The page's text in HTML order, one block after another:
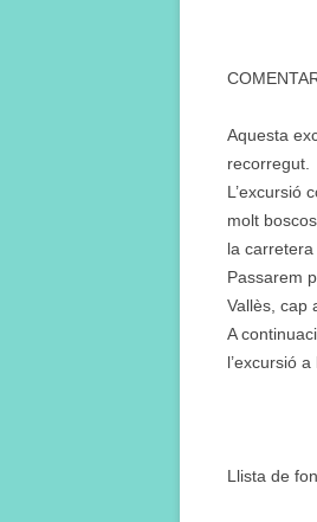
Aquesta
recorregut.
L’excursió
molt
la
Passarem
Vallès, cap
A
l’excursió a
Llista de